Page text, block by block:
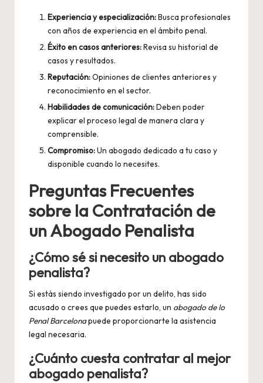
Experiencia y especialización:Busca profesionales
con años de experiencia en el ámbito penal.
Éxito en casos anteriores:Revisa su historial de
casos y resultados.
Reputación:Opiniones de clientes anteriores y
reconocimiento en el sector.
Habilidades de comunicación:Deben poder
explicar el proceso legal de manera clara y
comprensible.
Compromiso:Un abogado dedicado a tu caso y
disponible cuando lo necesites.
Preguntas Frecuentes
sobre la Contratación de
un Abogado Penalista
¿Cómo sé si necesito un abogado
penalista?
Si estás siendo investigado por un delito, has sido
acusado o crees que puedes estarlo, un abogado de lo
Penal Barcelonapuede proporcionarte la asistencia
legal necesaria.
¿Cuánto cuesta contratar al mejor
abogado penalista?